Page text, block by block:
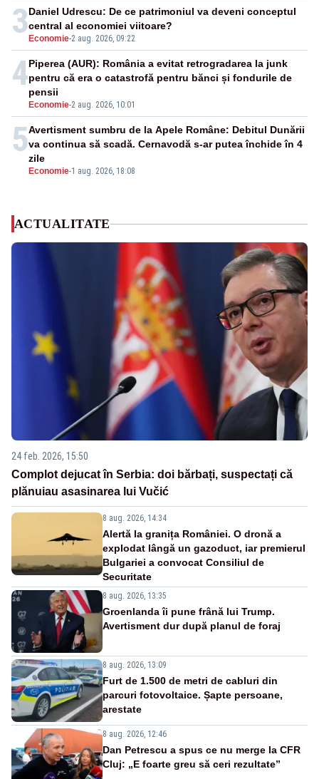
3 Economie-2 aug. 2026, 09:22
Daniel Udrescu: De ce patrimoniul va deveni conceptul
central al economiei viitoare?
4
Economie-2 aug. 2026, 10:01
Piperea (AUR): România a evitat retrogradarea la junk
pentru că era o catastrofă pentru bănci și fondurile de
pensii
5
Economie-1 aug. 2026, 18:08
Avertisment sumbru de la Apele Române: Debitul Dunării
va continua să scadă. Cernavodă s-ar putea închide în 4
zile
ACTUALITATE
24 feb. 2026, 15:50
Complot dejucat în Serbia: doi bărbați, suspectați că
plănuiau asasinarea lui Vučić
8 aug. 2026, 14:34
Alertă la granița României. O dronă a
explodat lângă un gazoduct, iar premierul
Bulgariei a convocat Consiliul de
Securitate
8 aug. 2026, 13:35
Groenlanda îi pune frână lui Trump.
Avertisment dur după planul de foraj
8 aug. 2026, 13:09
Furt de 1.500 de metri de cabluri din
parcuri fotovoltaice. Șapte persoane,
arestate
8 aug. 2026, 12:46
Dan Petrescu a spus ce nu merge la CFR
Cluj: „E foarte greu să ceri rezultate”